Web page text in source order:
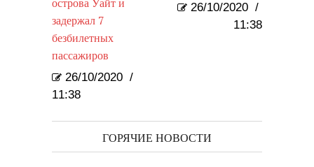
острова Уайт и
задержал 7
безбилетных
пассажиров
26/10/2020 /
11:38
26/10/2020 /
11:38
ГОРЯЧИЕ НОВОСТИ